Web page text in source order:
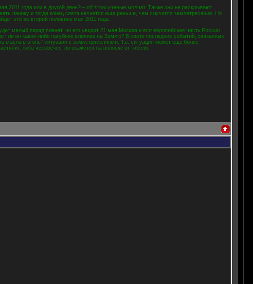
2011 года или в другой день? – об этом ученые молчат. Также они не раскрывают
панику и тогда конец света начнется еще раньше, чем случится землетрясение. Но
это во второй половине мая 2011 года.
малый парад планет, но его увидит 21 мая Москва и вся европейская часть России
ли он какое-либо пагубное влияние на Землю? В свете последних событий, связанных
в огонь” ситуации с землетрясениями. Т.е. ситуация может еще более
либо человечество окажется на волоске от гибели.